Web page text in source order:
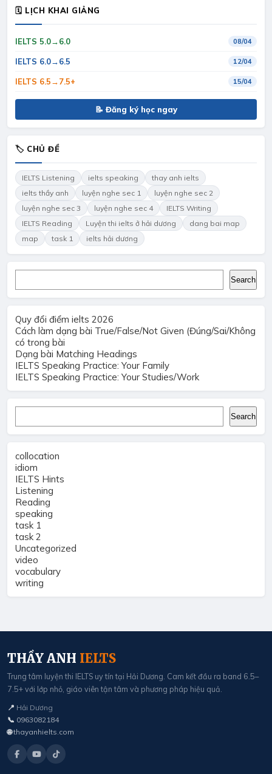
🗓 LỊCH KHAI GIẢNG
IELTS 5.0→6.0 08/04
IELTS 6.0→6.5 12/04
IELTS 6.5→7.5+ 15/04
📝 Đăng ký học ngay
🏷 CHỦ ĐỀ
IELTS Listening ielts speaking
thay anh ielts
ielts thầy anh
luyện nghe sec 1
luyện nghe sec 2
luyện nghe sec 3
luyện nghe sec 4
IELTS Writing
IELTS Reading
Luyện thi ielts ở hải dương
dang bai map
map
task 1 ielts hải dương
Search
Quy đổi điểm ielts 2026
Cách làm dạng bài True/False/Not Given (Đúng/Sai/Không
có trong bài
Dạng bài Matching Headings
IELTS Speaking Practice: Your Family
IELTS Speaking Practice: Your Studies/Work
Search
collocation
idiom
IELTS Hints
Listening
Reading
speaking
task 1
task 2
Uncategorized
video
vocabulary
writing
THẦY ANH IELTS
Trung tâm luyện thi IELTS uy tín tại Hải Dương. Cam kết đầu ra band 6.5–
7.5+ với lớp nhỏ, giáo viên tận tâm và phương pháp hiệu quả.
📍 Hải Dương
📞 0963082184
🌐 thayanhielts.com